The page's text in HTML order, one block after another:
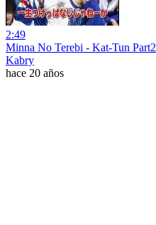
2:49
Minna No Terebi - Kat-Tun Part2
Kabry
hace 20 años